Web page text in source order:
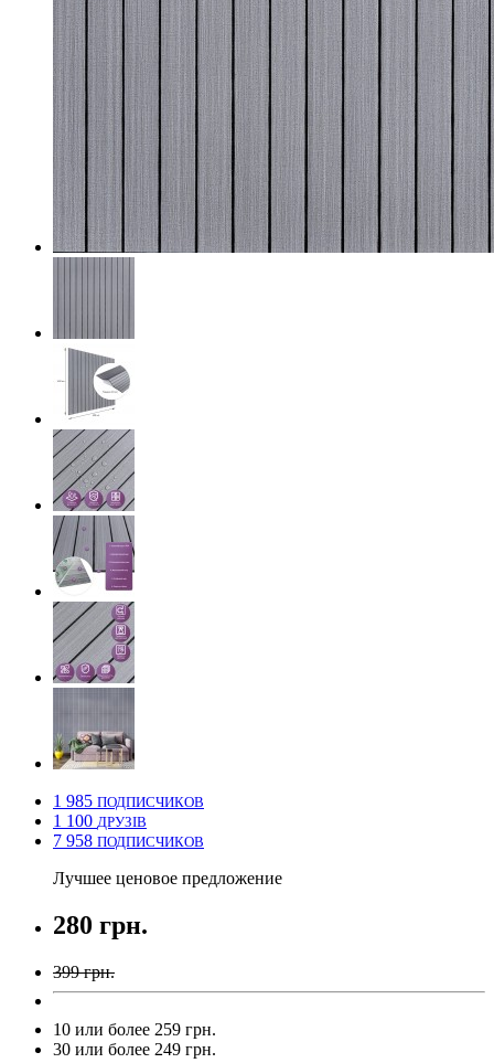
1 985 ПОДПИСЧИКОВ
1 100 ДРУЗІВ
7 958 ПОДПИСЧИКОВ
Лучшее ценовое предложение
280 грн.
399 грн.
10 или более 259 грн.
30 или более 249 грн.